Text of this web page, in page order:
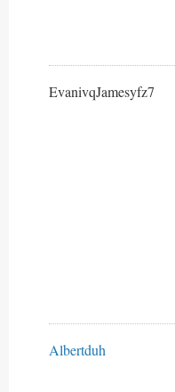
EvanivqJamesyfz7
Albertduh